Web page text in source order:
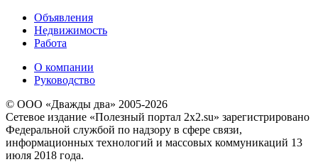
Объявления
Недвижимость
Работа
О компании
Руководство
© ООО «Дважды два» 2005-2026
Сетевое издание «Полезный портал 2x2.su» зарегистрировано
Федеральной службой по надзору в сфере связи,
информационных технологий и массовых коммуникаций 13
июля 2018 года.